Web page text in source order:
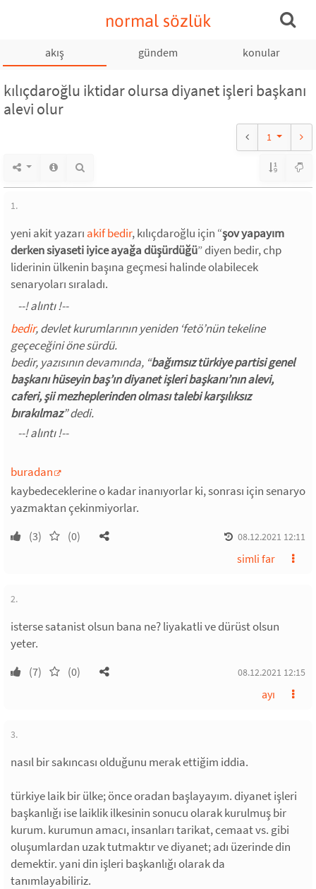
normal sözlük
akış gündem konular
kılıçdaroğlu iktidar olursa diyanet işleri başkanı
alevi olur
1
1.
yeni akit yazarı akif bedir, kılıçdaroğlu için “şov yapayım
derken siyaseti iyice ayağa düşürdüğü” diyen bedir, chp
liderinin ülkenin başına geçmesi halinde olabilecek
senaryoları sıraladı.
bedir, devlet kurumlarının yeniden ‘fetö’nün tekeline
geçeceğini öne sürdü.
bedir, yazısının devamında, “bağımsız türkiye partisi genel
başkanı hüseyin baş’ın diyanet işleri başkanı’nın alevi,
caferi, şii mezheplerinden olması talebi karşılıksız
bırakılmaz” dedi.
buradan
kaybedeceklerine o kadar inanıyorlar ki, sonrası için senaryo
yazmaktan çekinmiyorlar.
(3) (0) 08.12.2021 12:11
simli far
2.
isterse satanist olsun bana ne? liyakatli ve dürüst olsun
yeter.
(7) (0) 08.12.2021 12:15
ayı
3.
nasıl bir sakıncası olduğunu merak ettiğim iddia.
türkiye laik bir ülke; önce oradan başlayayım. diyanet işleri
başkanlığı ise laiklik ilkesinin sonucu olarak kurulmuş bir
kurum. kurumun amacı, insanları tarikat, cemaat vs. gibi
oluşumlardan uzak tutmaktır ve diyanet; adı üzerinde din
demektir. yani din işleri başkanlığı olarak da
tanımlayabiliriz.